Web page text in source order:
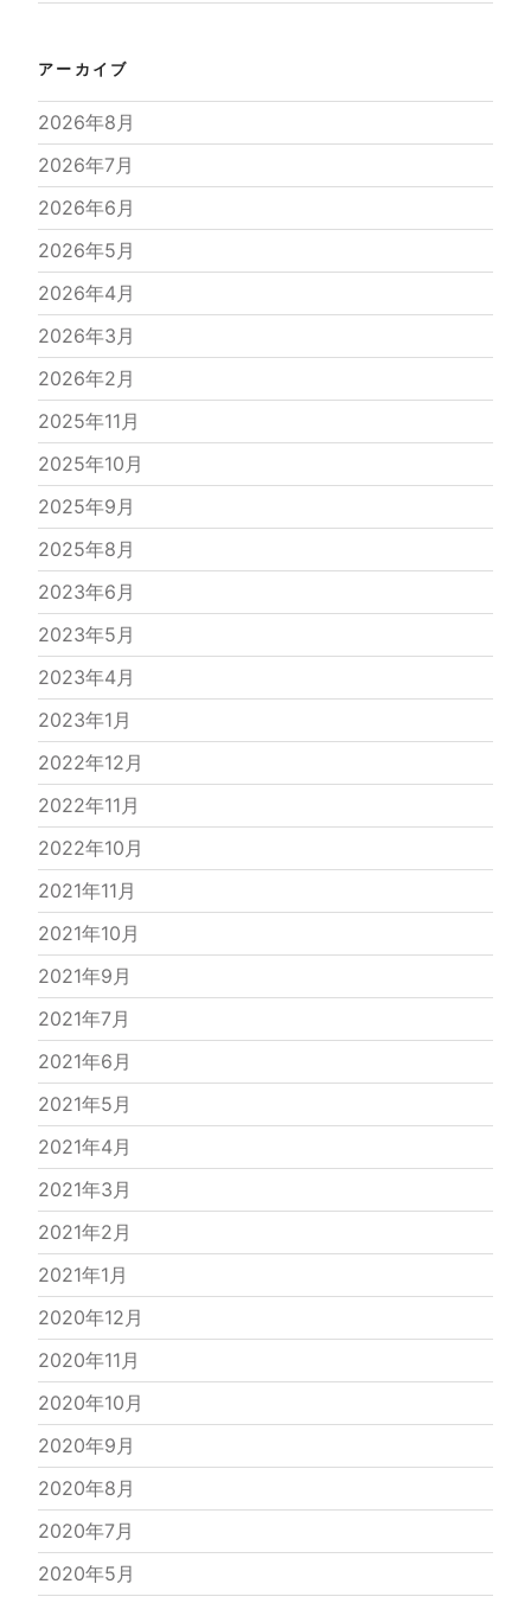
アーカイブ
2026年8月
2026年7月
2026年6月
2026年5月
2026年4月
2026年3月
2026年2月
2025年11月
2025年10月
2025年9月
2025年8月
2023年6月
2023年5月
2023年4月
2023年1月
2022年12月
2022年11月
2022年10月
2021年11月
2021年10月
2021年9月
2021年7月
2021年6月
2021年5月
2021年4月
2021年3月
2021年2月
2021年1月
2020年12月
2020年11月
2020年10月
2020年9月
2020年8月
2020年7月
2020年5月